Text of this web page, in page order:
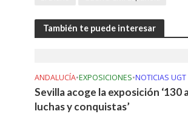
También te puede interesar
ANDALUCÍA•EXPOSICIONES•NOTICIAS UGT
Sevilla acoge la exposición ‘130
luchas y conquistas’